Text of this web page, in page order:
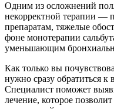
Одним из осложнений
некорректной терапии —
препаратам, тяжелые
фоне монотерапии
уменьшающим
Как только вы
нужно сразу обратиться к
Специалист поможет
лечение, которое